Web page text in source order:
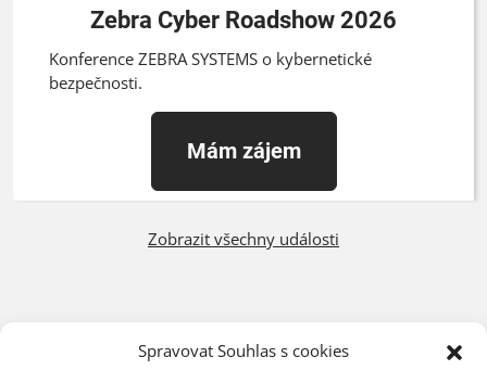
Spravovat Souhlas s cookies
Zebra Cyber Roadshow 2026
Konference ZEBRA SYSTEMS o kybernetické
bezpečnosti.
Mám zájem
Zobrazit všechny události